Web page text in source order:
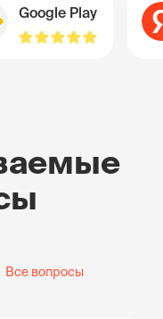
Google Play
Все вопросы